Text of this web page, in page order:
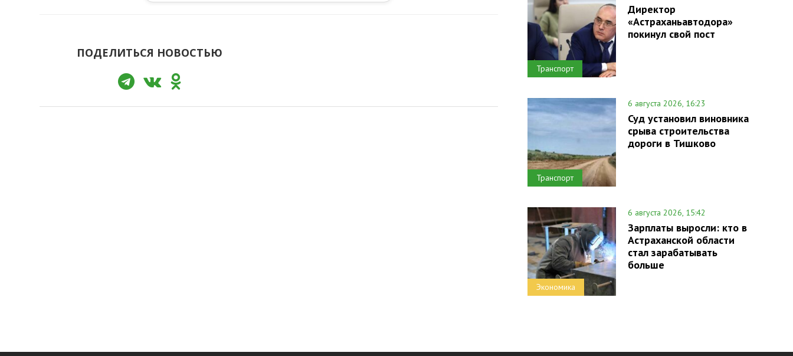
ПОДЕЛИТЬСЯ НОВОСТЬЮ
Транспорт
Директор
«Астраханьавтодора»
покинул свой пост
Транспорт
6 августа 2026, 16:23
Суд установил виновника
срыва строительства
дороги в Тишково
Экономика
6 августа 2026, 15:42
Зарплаты выросли: кто в
Астраханской области
стал зарабатывать
больше